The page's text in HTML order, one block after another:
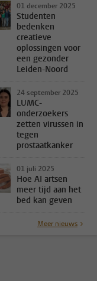
01 december 2025
Studenten
bedenken
creatieve
oplossingen voor
een gezonder
Leiden-Noord
24 september 2025
LUMC-
onderzoekers
zetten virussen in
tegen
prostaatkanker
01 juli 2025
Hoe AI artsen
meer tijd aan het
bed kan geven
Meer nieuws